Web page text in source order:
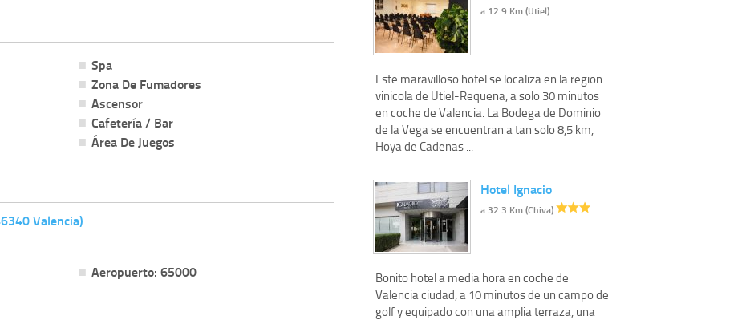
Spa
Zona De Fumadores
Ascensor
Cafetería / Bar
Área De Juegos
Valencia)
Aeropuerto: 65000
a 12.9 Km (Utiel)
Este maravilloso hotel se localiza en la region
vinicola de Utiel-Requena, a solo 30 minutos
en coche de Valencia. La Bodega de Dominio
de la Vega se encuentran a tan solo 8,5 km,
Hoya de Cadenas ...
Hotel Ignacio
a 32.3 Km (Chiva)
Bonito hotel a media hora en coche de
Valencia ciudad, a 10 minutos de un campo de
golf y equipado con una amplia terraza, una